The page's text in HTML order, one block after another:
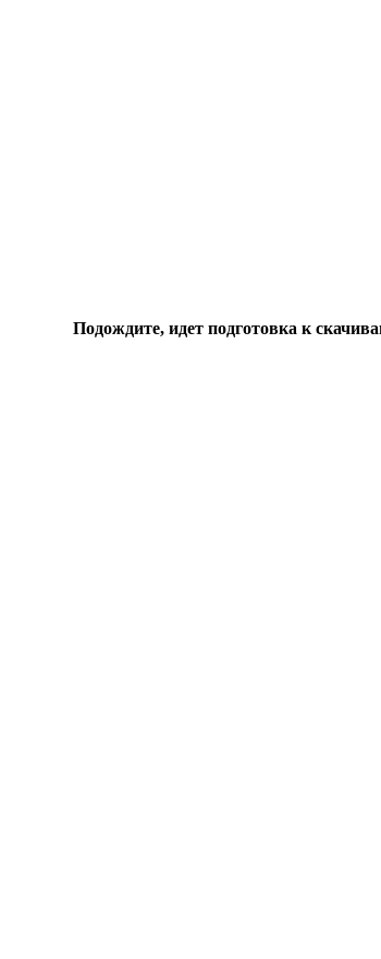
Подождите, идет подготовка к